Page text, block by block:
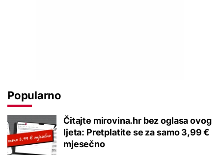
Popularno
Čitajte mirovina.hr bez oglasa ovog
ljeta: Pretplatite se za samo 3,99 €
mjesečno